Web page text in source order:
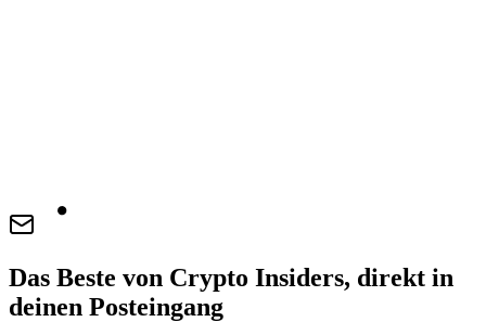
Das Beste von Crypto Insiders, direkt in
deinen Posteingang